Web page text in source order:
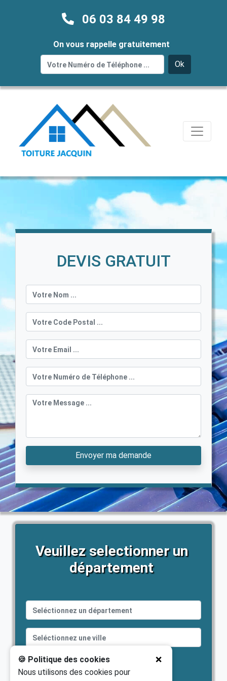
06 03 84 49 98
On vous rappelle gratuitement
Ok
DEVIS GRATUIT
Envoyer ma demande
Veuillez selectionner un
département
OK
🍪 Politique des cookies
❌
Nous utilisons des cookies pour